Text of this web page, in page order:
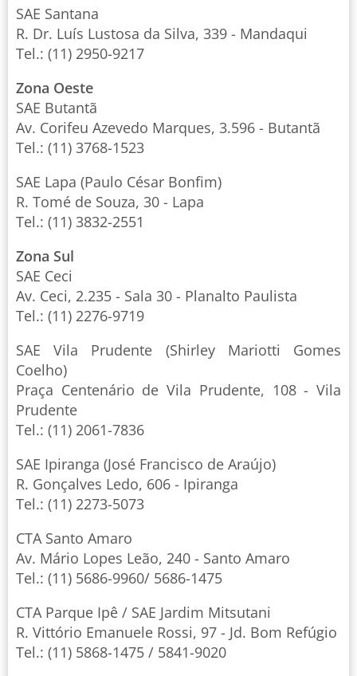
SAE Santana
R. Dr. Luís Lustosa da Silva, 339 - Mandaqui
Tel.: (11) 2950-9217
Zona Oeste
SAE Butantã
Av. Corifeu Azevedo Marques, 3.596 - Butantã
Tel.: (11) 3768-1523
SAE Lapa (Paulo César Bonfim)
R. Tomé de Souza, 30 - Lapa
Tel.: (11) 3832-2551
Zona Sul
SAE Ceci
Av. Ceci, 2.235 - Sala 30 - Planalto Paulista
Tel.: (11) 2276-9719
SAE Vila Prudente (Shirley Mariotti Gomes
Coelho)
Praça Centenário de Vila Prudente, 108 - Vila
Prudente
Tel.: (11) 2061-7836
SAE Ipiranga (José Francisco de Araújo)
R. Gonçalves Ledo, 606 - Ipiranga
Tel.: (11) 2273-5073
CTA Santo Amaro
Av. Mário Lopes Leão, 240 - Santo Amaro
Tel.: (11) 5686-9960/ 5686-1475
CTA Parque Ipê / SAE Jardim Mitsutani
R. Vittório Emanuele Rossi, 97 - Jd. Bom Refúgio
Tel.: (11) 5868-1475 / 5841-9020